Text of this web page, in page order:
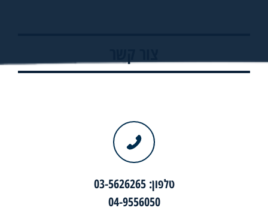
טלפון: 03-5626265
04-9556050